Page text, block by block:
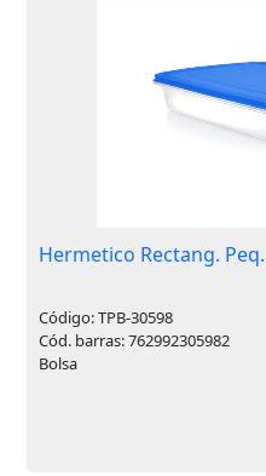
Hermetico Rectang.
Código: TPB-30598
Cód. barras: 762992305982
Bolsa